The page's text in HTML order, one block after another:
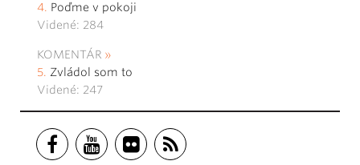
Poďme v pokoji
Videné: 284
KOMENTÁR
Zvládol som to
Videné: 247